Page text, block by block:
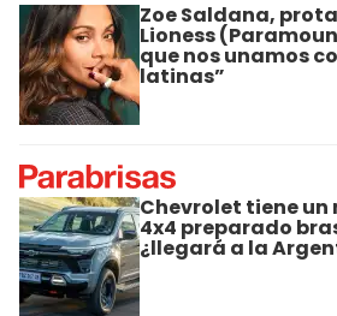
Zoe Saldana,
Lioness
que nos unamos
latinas”
Chevrolet tiene
4x4 preparado
¿llegará a la